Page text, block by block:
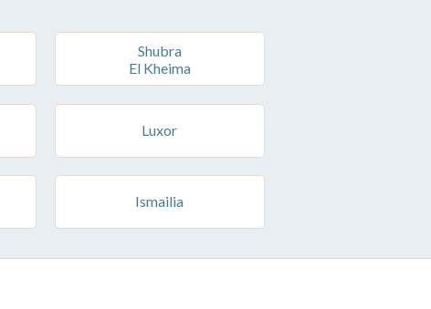
Shubra
El Kheima
Luxor
Ismailia